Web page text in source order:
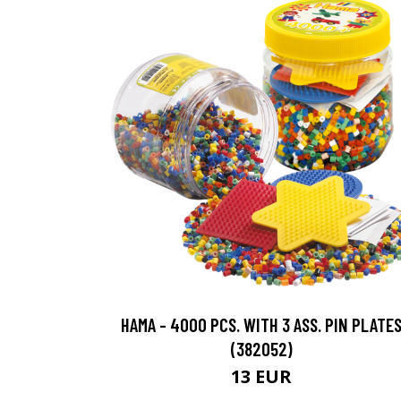
HAMA - 4000 PCS. WITH 3 ASS. PIN PLATES
(382052)
13 EUR